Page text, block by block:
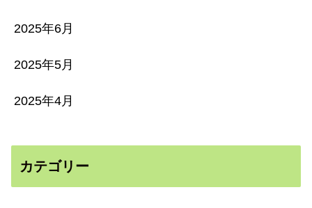
2025年6月
2025年5月
2025年4月
カテゴリー